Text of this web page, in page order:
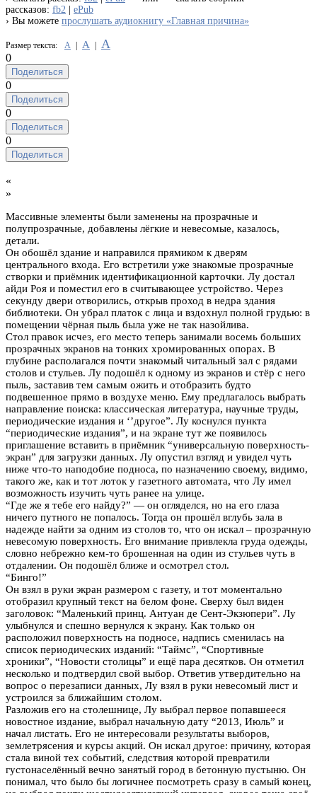
рассказов: fb2
ePub
› Вы можете прослушать аудиокнигу «Главная причина»
Размер текста: А А А
0
Поделиться
0
Поделиться
0
Поделиться
0
Поделиться
«
»
Массивные элементы были заменены на прозрачные и
полупрозрачные, добавлены лёгкие и невесомые, казалось,
детали.
Он обошёл здание и направился прямиком к дверям
центрального входа. Его встретили уже знакомые прозрачные
створки и приёмник идентификационной карточки. Лу достал
айди Роя и поместил его в считывающее устройство. Через
секунду двери отворились, открыв проход в недра здания
библиотеки. Он убрал платок с лица и вздохнул полной грудью: в
помещении чёрная пыль была уже не так назойлива.
Стол правок исчез, его место теперь занимали восемь больших
прозрачных экранов на тонких хромированных опорах. В
глубине располагался почти знакомый читальный зал с рядами
столов и стульев. Лу подошёл к одному из экранов и стёр с него
пыль, заставив тем самым ожить и отобразить будто
подвешенное прямо в воздухе меню. Ему предлагалось выбрать
направление поиска: классическая литература, научные труды,
периодические издания и ‘’другое”. Лу коснулся пункта
“периодические издания”, и на экране тут же появилось
приглашение вставить в приёмник “универсальную поверхность-
экран” для загрузки данных. Лу опустил взгляд и увидел чуть
ниже что-то наподобие подноса, по назначению своему, видимо,
такого же, как и тот лоток у газетного автомата, что Лу имел
возможность изучить чуть ранее на улице.
“Где же я тебе его найду?” — он огляделся, но на его глаза
ничего путного не попалось. Тогда он прошёл вглубь зала в
надежде найти за одним из столов то, что он искал – прозрачную
невесомую поверхность. Его внимание привлекла груда одежды,
словно небрежно кем-то брошенная на один из стульев чуть в
отдалении. Он подошёл ближе и осмотрел стол.
“Бинго!”
Он взял в руки экран размером с газету, и тот моментально
отобразил крупный текст на белом фоне. Сверху был виден
заголовок: “Маленький принц. Антуан де Сент-Экзюпери”. Лу
улыбнулся и спешно вернулся к экрану. Как только он
расположил поверхность на подносе, надпись сменилась на
список периодических изданий: “Таймс”, “Спортивные
хроники”, “Новости столицы” и ещё пара десятков. Он отметил
несколько и подтвердил свой выбор. Ответив утвердительно на
вопрос о перезаписи данных, Лу взял в руки невесомый лист и
устроился за ближайшим столом.
Разложив его на столешнице, Лу выбрал первое попавшееся
новостное издание, выбрал начальную дату “2013, Июль” и
начал листать. Его не интересовали результаты выборов,
землетрясения и курсы акций. Он искал другое: причину, которая
стала виной тех событий, следствия которой превратили
густонаселённый вечно занятый город в бетонную пустыню. Он
понимал, что было бы логичнее посмотреть сразу в самый конец,